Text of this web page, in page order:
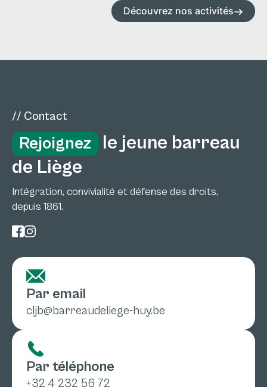
Découvrez nos activités
// Contact
Rejoignez
le jeune barreau
de Liège
Intégration, convivialité et défense des droits,
depuis 1861.
Par email
cljb@barreaudeliege-huy.be
Par téléphone
+32 4 232 56 72